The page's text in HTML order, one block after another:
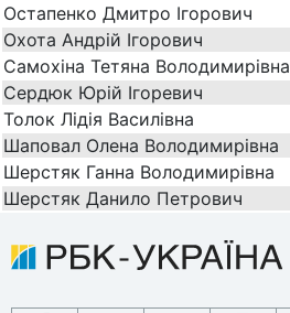
Остапенко Дмитро Ігорович
Охота Андрій Ігорович
Самохіна Тетяна Володимирівна
Сердюк Юрій Ігоревич
Толок Лідія Василівна
Шаповал Олена Володимирівна
Шерстяк Ганна Володимирівна
Шерстяк Данило Петрович